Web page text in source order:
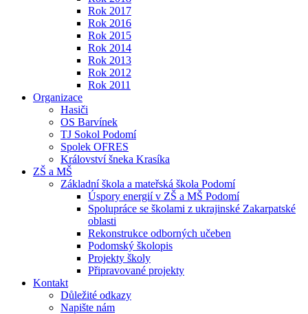
Rok 2017
Rok 2016
Rok 2015
Rok 2014
Rok 2013
Rok 2012
Rok 2011
Organizace
Hasiči
OS Barvínek
TJ Sokol Podomí
Spolek OFRES
Království šneka Krasíka
ZŠ a MŠ
Základní škola a mateřská škola Podomí
Úspory energií v ZŠ a MŠ Podomí
Spolupráce se školami z ukrajinské Zakarpatské
oblasti
Rekonstrukce odborných učeben
Podomský školopis
Projekty školy
Připravované projekty
Kontakt
Důležité odkazy
Napište nám